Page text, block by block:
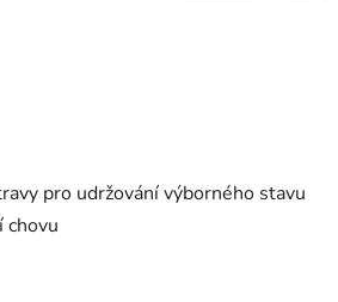
pro udržování výborného stavu
chovu